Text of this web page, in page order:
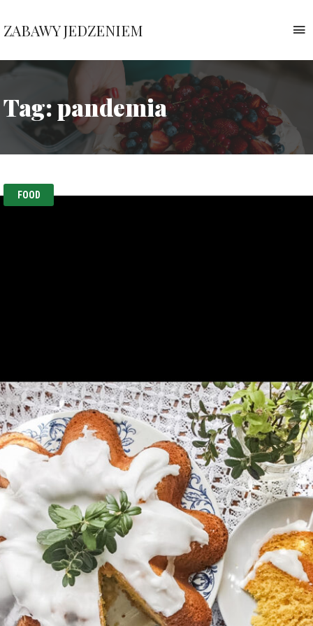
ZABAWY JEDZENIEM
Nawrockiej
Tag:pandemia
FOOD